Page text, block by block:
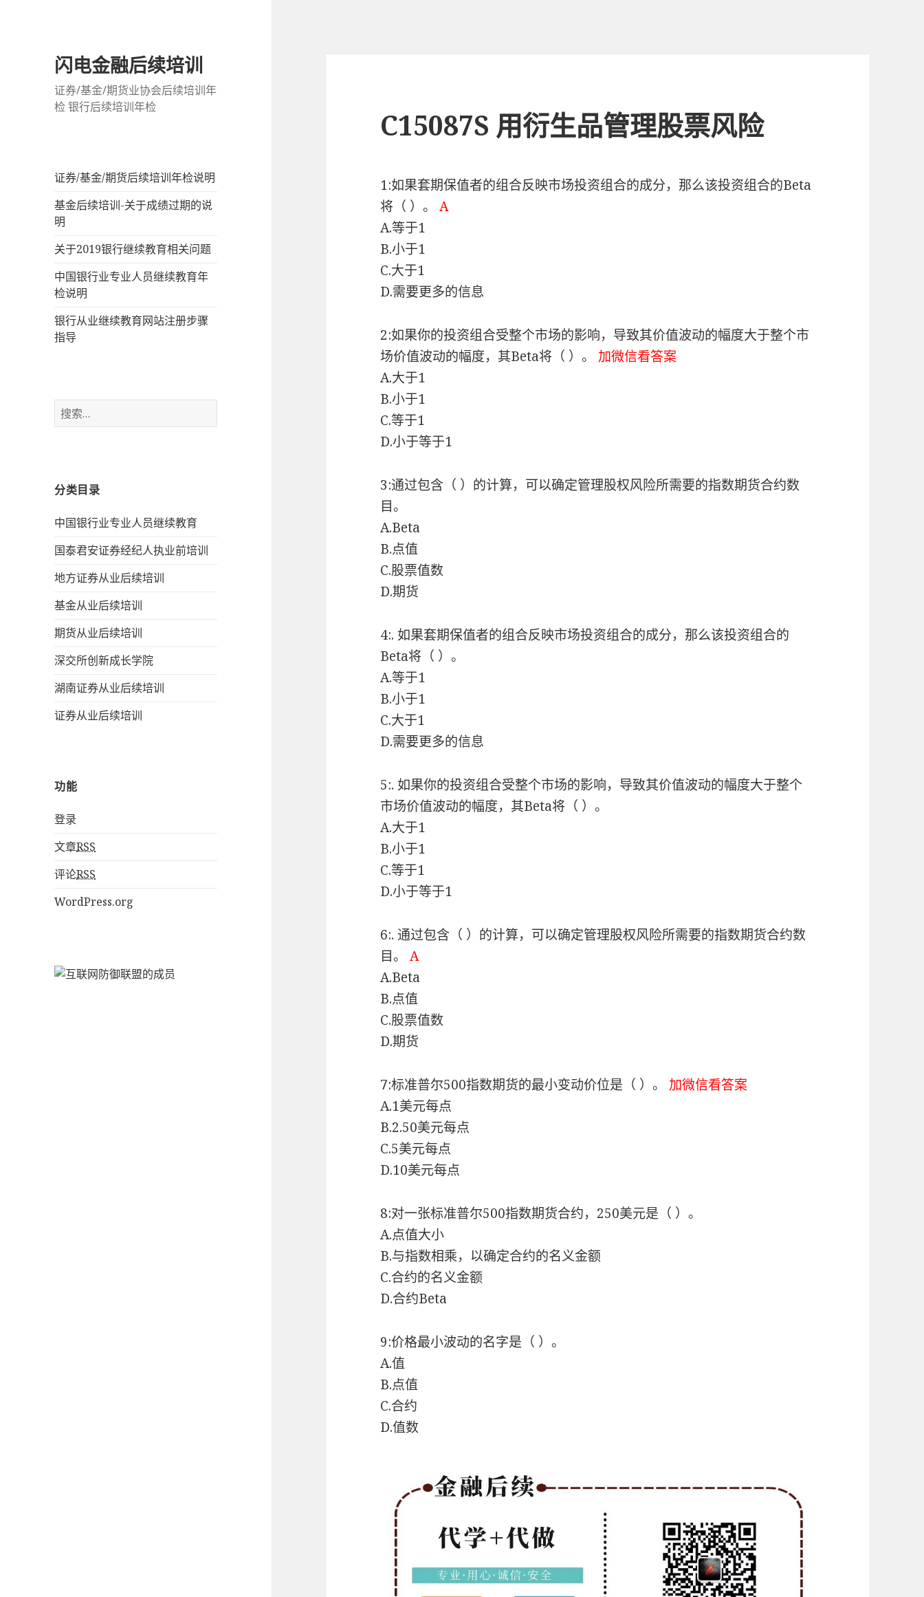
闪电金融后续培训
证券/基金/期货业协会后续培训年
检 银行后续培训年检
证券/基金/期货后续培训年检说明
基金后续培训-关于成绩过期的说
明
关于2019银行继续教育相关问题
中国银行业专业人员继续教育年
检说明
银行从业继续教育网站注册步骤
指导
搜
索：
分类目录
中国银行业专业人员继续教育
国泰君安证券经纪人执业前培训
地方证券从业后续培训
基金从业后续培训
期货从业后续培训
深交所创新成长学院
湖南证券从业后续培训
证券从业后续培训
功能
登录
文章RSS
评论RSS
WordPress.org
C15087S 用衍生品管理股票风险
1:如果套期保值者的组合反映市场投资组合的成分，那么该投资组合的Beta
将（ ）。A
A.等于1
B.小于1
C.大于1
D.需要更多的信息
2:如果你的投资组合受整个市场的影响，导致其价值波动的幅度大于整个市
场价值波动的幅度，其Beta将（ ）。 加微信看答案
A.大于1
B.小于1
C.等于1
D.小于等于1
3:通过包含（ ）的计算，可以确定管理股权风险所需要的指数期货合约数
目。
A.Beta
B.点值
C.股票值数
D.期货
4:. 如果套期保值者的组合反映市场投资组合的成分，那么该投资组合的
Beta将（ ）。
A.等于1
B.小于1
C.大于1
D.需要更多的信息
5:. 如果你的投资组合受整个市场的影响，导致其价值波动的幅度大于整个
市场价值波动的幅度，其Beta将（ ）。
A.大于1
B.小于1
C.等于1
D.小于等于1
6:. 通过包含（ ）的计算，可以确定管理股权风险所需要的指数期货合约数
目。A
A.Beta
B.点值
C.股票值数
D.期货
7:标准普尔500指数期货的最小变动价位是（ ）。 加微信看答案
A.1美元每点
B.2.50美元每点
C.5美元每点
D.10美元每点
8:对一张标准普尔500指数期货合约，250美元是（ ）。
A.点值大小
B.与指数相乘，以确定合约的名义金额
C.合约的名义金额
D.合约Beta
9:价格最小波动的名字是（ ）。
A.值
B.点值
C.合约
D.值数